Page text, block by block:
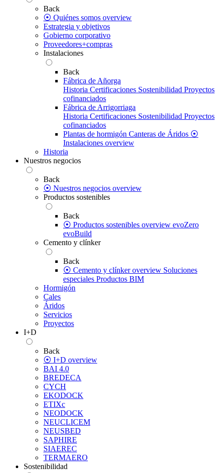
Back
⦿ Quiénes somos overview
Estrategia y objetivos
Gobierno corporativo
Proveedores+compras
Instalaciones
Back
Fábrica de Añorga
Historia Certificaciones Sostenibilidad Proyectos
cofinanciados
Fábrica de Arrigorriaga
Historia Certificaciones Sostenibilidad Proyectos
cofinanciados
Plantas de hormigón Canteras de Áridos ⦿
Instalaciones overview
Historia
Nuestros negocios
Back
⦿ Nuestros negocios overview
Productos sostenibles
Back
⦿ Productos sostenibles overview evoZero
evoBuild
Cemento y clínker
Back
⦿ Cemento y clínker overview Soluciones
especiales Productos BIM
Hormigón
Cales
Áridos
Servicios
Proyectos
I+D
Back
⦿ I+D overview
BAI 4.0
BREDECA
CYCH
EKODOCK
ETIXc
NEODOCK
NEUCLICEM
NEUSBED
SAPHIRE
SIAEREC
TERMAERO
Sostenibilidad